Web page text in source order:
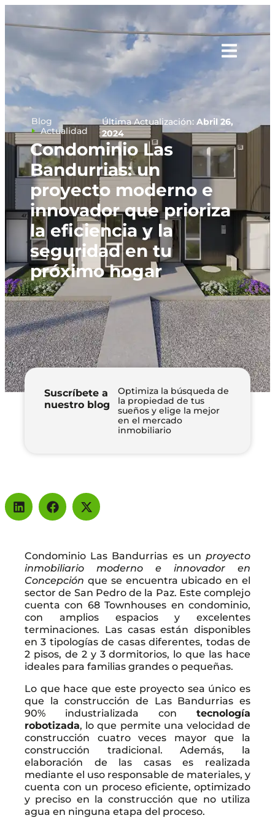
Blog
Actualidad
Última Actualización: Abril 26,
2024
Condominio Las
Bandurrias: un
proyecto moderno e
innovador que prioriza
la eficiencia y la
seguridad en tu
próximo hogar
Suscríbete a
nuestro blog
Optimiza la búsqueda de
la propiedad de tus
sueños y elige la mejor
en el mercado
inmobiliario
Condominio Las Bandurrias es un proyecto
inmobiliario moderno e innovador en
Concepción que se encuentra ubicado en el
sector de San Pedro de la Paz. Este complejo
cuenta con 68 Townhouses en condominio,
con amplios espacios y excelentes
terminaciones. Las casas están disponibles
en 3 tipologías de casas diferentes, todas de
2 pisos, de 2 y 3 dormitorios, lo que las hace
ideales para familias grandes o pequeñas.
Lo que hace que este proyecto sea único es
que la construcción de Las Bandurrias es
90% industrializada con tecnología
robotizada, lo que permite una velocidad de
construcción cuatro veces mayor que la
construcción tradicional. Además, la
elaboración de las casas es realizada
mediante el uso responsable de materiales, y
cuenta con un proceso eficiente, optimizado
y preciso en la construcción que no utiliza
agua en ninguna etapa del proceso.